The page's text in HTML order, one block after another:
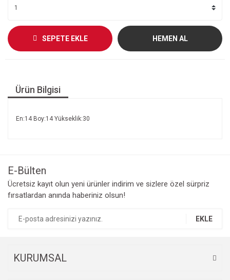
SEPETE EKLE HEMEN AL
Ürün Bilgisi
En:14 Boy:14 Yükseklik:30
E-Bülten
Ücretsiz kayıt olun yeni ürünler indirim ve sizlere özel sürpriz
fırsatlardan anında haberiniz olsun!
EKLE
KURUMSAL